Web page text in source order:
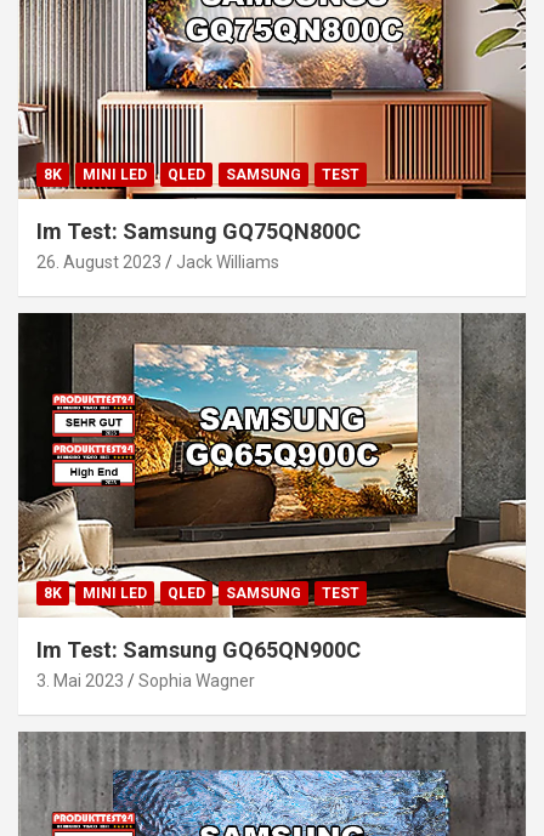
8K MINI LED QLED SAMSUNG TEST
Im Test: Samsung GQ75QN800C
26. August 2023 Jack Williams
8K MINI LED QLED SAMSUNG TEST
Im Test: Samsung GQ65QN900C
3. Mai 2023 Sophia Wagner